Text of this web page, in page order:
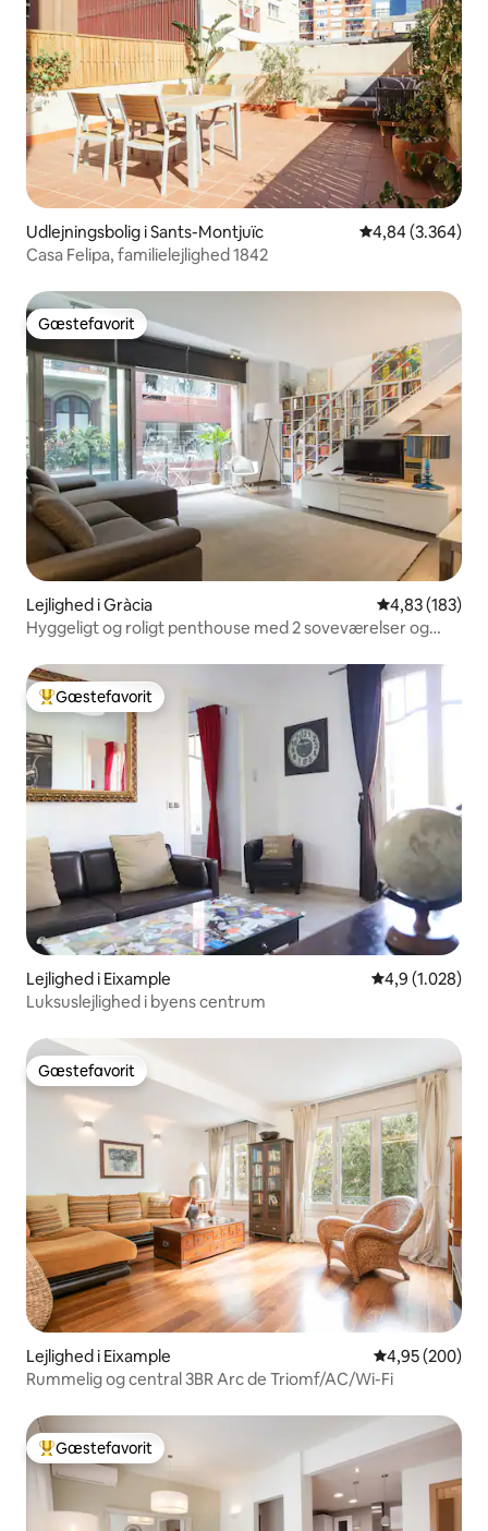
Udlejningsbolig i Sants-Montjuïc 4,84 ud af 5 i
4,84 (3.364)
Casa Felipa, familielejlighed 1842
Gæstefavorit
Gæstefavorit
Lejlighed i Gràcia 4,83 ud af 5 i
4,83 (183)
Hyggeligt og roligt penthouse med 2 soveværelser og
Bedste gæstefavorit
Gæstefavorit
Lejlighed i Eixample 4,9 ud af 5 i
4,9 (1.028)
Luksuslejlighed i byens centrum
Gæstefavorit
Gæstefavorit
Lejlighed i Eixample 4,95 ud af 5 i
4,95 (200)
Rummelig og central 3BR Arc de Triomf/AC/Wi-Fi
Bedste gæstefavorit
Gæstefavorit